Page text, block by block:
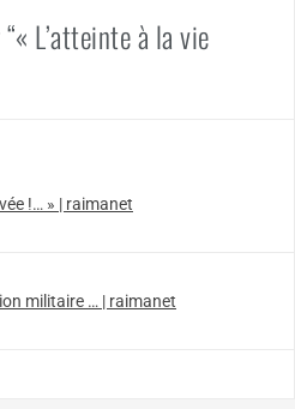
L’atteinte à la vie
!… » | raimanet
militaire … | raimanet